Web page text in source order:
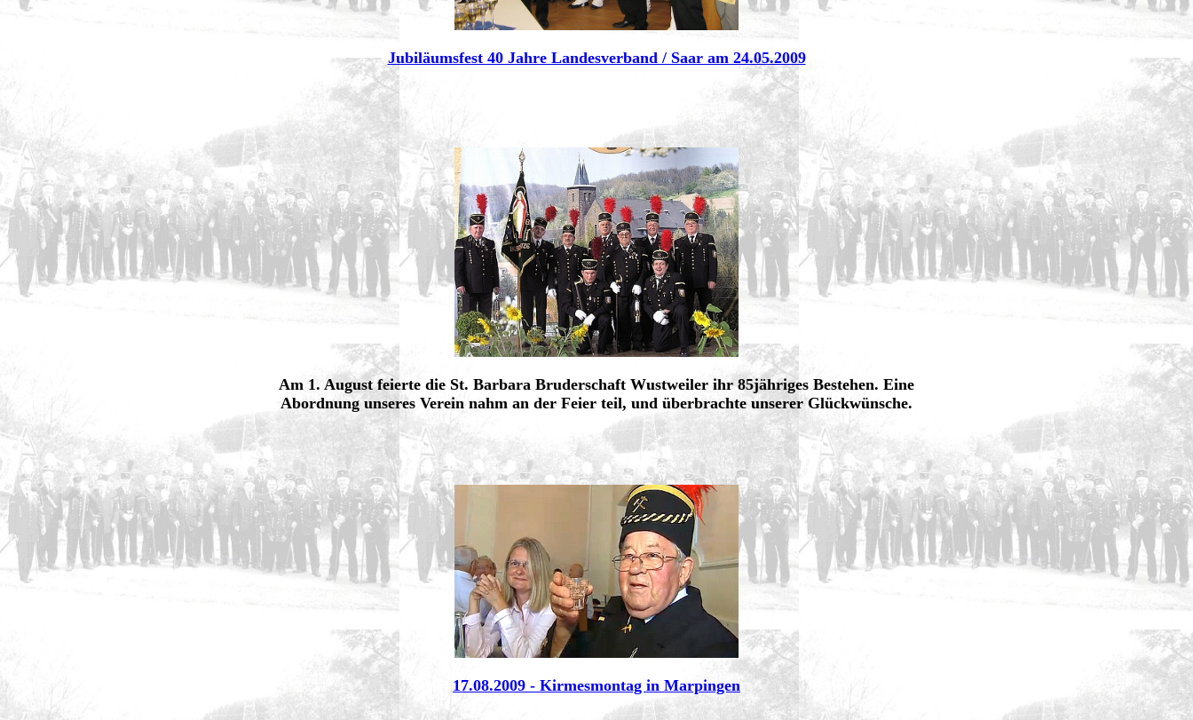
Jubiläumsfest 40 Jahre Landesverband / Saar am 24.05.2009
Am 1. August feierte die St. Barbara Bruderschaft Wustweiler ihr 85jähriges Bestehen. Eine
Abordnung unseres Verein nahm an der Feier teil, und überbrachte unserer Glückwünsche.
17.08.2009 - Kirmesmontag in Marpingen